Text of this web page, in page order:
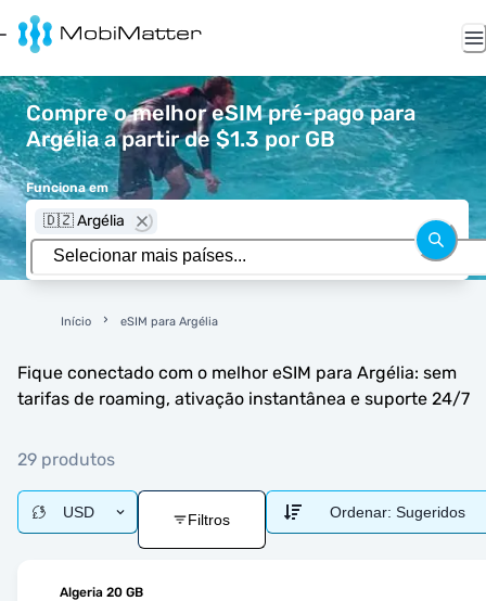
Compre o melhor eSIM pré-pago para
Argélia a partir de $1.3 por GB
Funciona em
🇩🇿 Argélia
Início eSIM para Argélia
Fique conectado com o melhor eSIM para Argélia: sem
tarifas de roaming, ativação instantânea e suporte 24/7
29 produtos
USD Filtros Ordenar: Sugeridos
Algeria 20 GB